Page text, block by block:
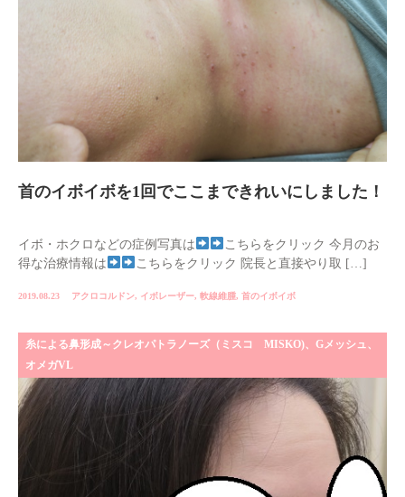
首のイボイボを1回でここまできれいにしました！
イボ・ホクロなどの症例写真は
こちらをクリック 今月のお
得な治療情報は
こちらをクリック 院長と直接やり取 […]
2019.08.23 アクロコルドン, イボレーザー, 軟線維腫, 首のイボイボ
糸による鼻形成～クレオパトラノーズ（ミスコ MISKO)、Gメッシュ、
オメガVL